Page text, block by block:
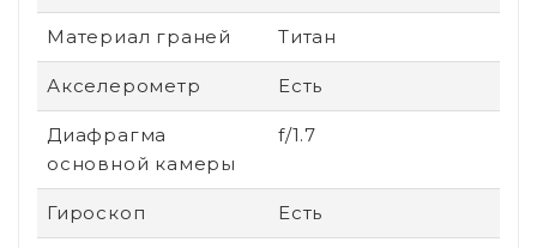
Материал граней Титан
Акселерометр Есть
Диафрагма
основной камеры
f/1.7
Гироскоп Есть